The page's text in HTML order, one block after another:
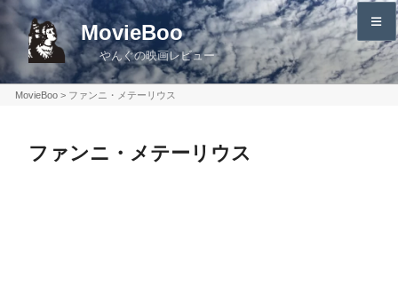
テ
ン
MovieBoo
やんぐの映画レビュー
MovieBoo> ファンニ・メテーリウス
ファンニ・メテーリウス